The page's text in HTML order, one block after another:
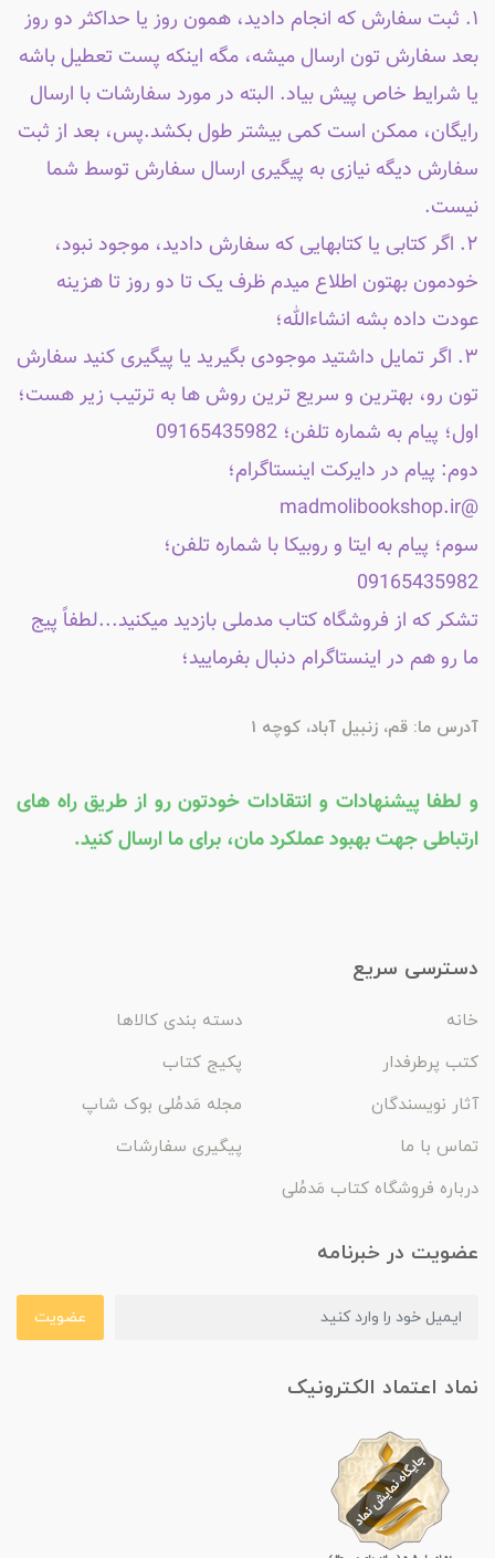
۱. ثبت سفارش که انجام دادید، همون روز یا حداکثر دو روز
بعد سفارش تون ارسال میشه، مگه اینکه پست تعطیل باشه
یا شرایط خاص پیش بیاد. البته در مورد سفارشات با ارسال
رایگان، ممکن است کمی بیشتر طول بکشد.پس، بعد از ثبت
سفارش دیگه نیازی به پیگیری ارسال سفارش توسط شما
نیست.
۲. اگر کتابی یا کتابهایی که سفارش دادید، موجود نبود،
خودمون بهتون اطلاع میدم ظرف یک تا دو روز تا هزینه
عودت داده بشه انشاءالله؛
۳. اگر تمایل داشتید موجودی بگیرید یا پیگیری کنید سفارش
تون رو، بهترین و سریع ترین روش ها به ترتیب زیر هست؛
اول؛ پیام به شماره تلفن؛ 09165435982
دوم: پیام در دایرکت اینستاگرام؛
@madmolibookshop.ir
سوم؛ پیام به ایتا و روبیکا با شماره تلفن؛
09165435982
تشکر که از فروشگاه کتاب مدملی بازدید میکنید...لطفاً پیج
ما رو هم در اینستاگرام دنبال بفرمایید؛
آدرس ما: قم، زنبیل آباد، کوچه 1
و لطفا پیشنهادات و انتقادات خودتون رو از طریق راه های
ارتباطی جهت بهبود عملکرد مان، برای ما ارسال کنید.
دسترسی سریع
خانه
دسته بندی کالاها
کتب پرطرفدار
پکیج کتاب
آثار نویسندگان
مجله مَدمُلی بوک شاپ
تماس با ما
پیگیری سفارشات
درباره فروشگاه کتاب مَدمُلی
عضویت در خبرنامه
عضویت
نماد اعتماد الکترونیک